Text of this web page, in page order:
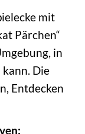
mit
Pärchen“
in
Die
Entdecken